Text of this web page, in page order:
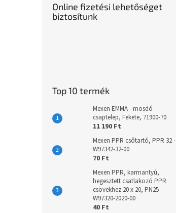
Online fizetési lehetőséget
biztosítunk
Top 10 termék
Mexen EMMA - mosdó
csaptelep, Fekete, 71900-70
11 190 Ft
Mexen PPR csőtartó, PPR 32 -
W97342-32-00
70 Ft
Mexen PPR, karmantyú,
hegesztett csatlakozó PPR
csövekhez 20 x 20, PN25 -
W97320-2020-00
40 Ft